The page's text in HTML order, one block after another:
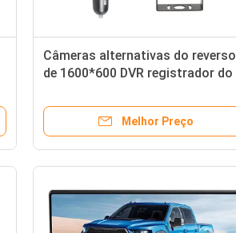
Câmeras alternativas do reverso
de 1600*600 DVR registrador do
polegadas
Melhor Preço